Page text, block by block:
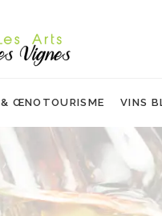
& ŒNOTOURISME VINS